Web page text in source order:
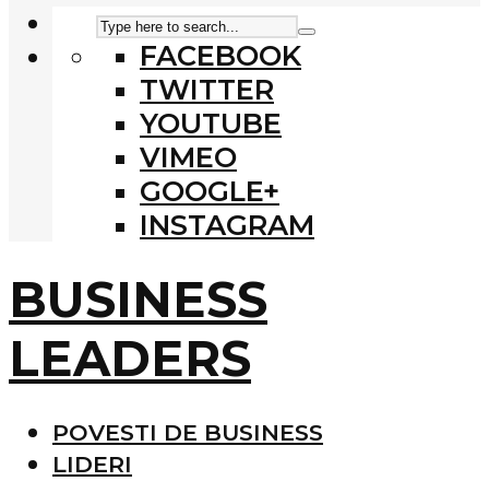
FACEBOOK
TWITTER
YOUTUBE
VIMEO
GOOGLE+
INSTAGRAM
BUSINESS
LEADERS
POVESTI DE BUSINESS
LIDERI